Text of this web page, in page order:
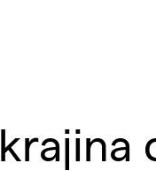
krajina